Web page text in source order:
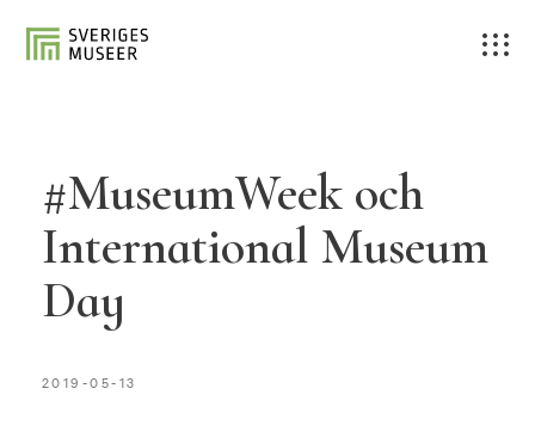
#MuseumWeek och
International Museum
Day
2019-05-13